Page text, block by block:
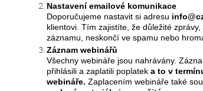
Nastavení emailové komunikace
Doporučujeme nastavit si adresu
klientovi. Tím zajistíte, že důležité
záznamu, neskončí ve spamu nebo
Záznam webinářů
Všechny webináře jsou nahrávány.
přihlásili a zaplatili poplatek a to v
webináře. Zaplacením webináře také